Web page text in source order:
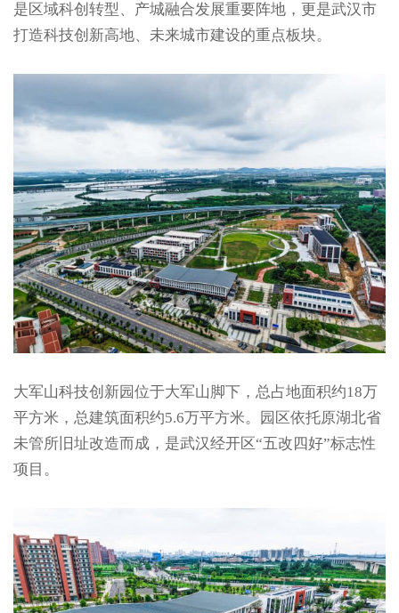
是区域科创转型、产城融合发展重要阵地，更是武汉市
打造科技创新高地、未来城市建设的重点板块。
大军山科技创新园位于大军山脚下，总占地面积约18万
平方米，总建筑面积约5.6万平方米。园区依托原湖北省
未管所旧址改造而成，是武汉经开区“五改四好”标志性
项目。